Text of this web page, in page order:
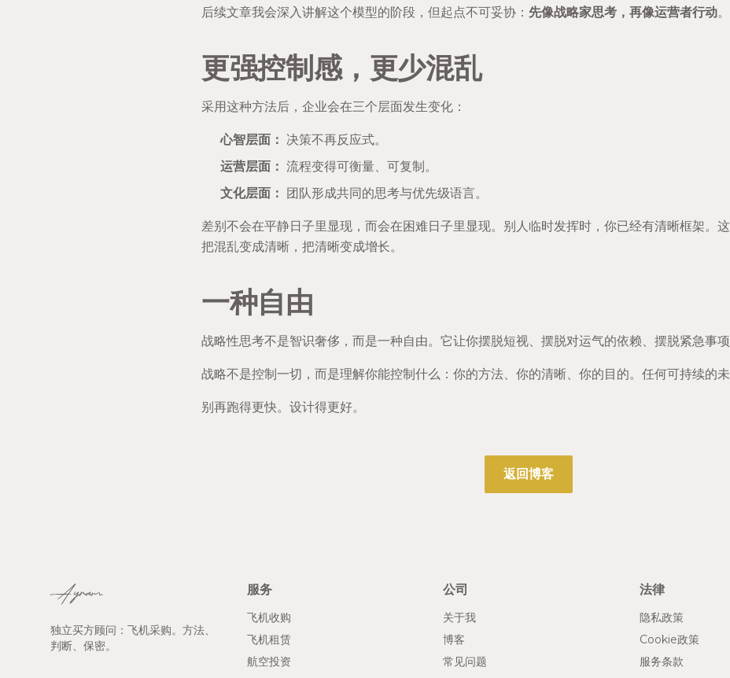
后续文章我会深入讲解这个模型的阶段，但起点不可妥协： 先像战略家思考，再像运营者行动。
更强控制感，更少混乱
采用这种方法后，企业会在三个层面发生变化：
心智层面： 决策不再反应式。
运营层面： 流程变得可衡量、可复制。
文化层面： 团队形成共同的思考与优先级语言。
差别不会在平静日子里显现，而会在困难日子里显现。别人临时发挥时，你已经有清晰框架。
把混乱变成清晰，把清晰变成增长。
一种自由
战略性思考不是智识奢侈，而是一种自由。它让你摆脱短视、摆脱对运气的依赖、摆脱紧急事项
战略不是控制一切，而是理解你能控制什么：你的方法、你的清晰、你的目的。任何可持续的未
别再跑得更快。设计得更好。
返回博客
Ayram
独立买方顾问：飞机采购。方法、
判断、保密。
服务
飞机收购
飞机租赁
航空投资
公司
关于我
博客
常见问题
法律
隐私政策
Cookie政策
服务条款